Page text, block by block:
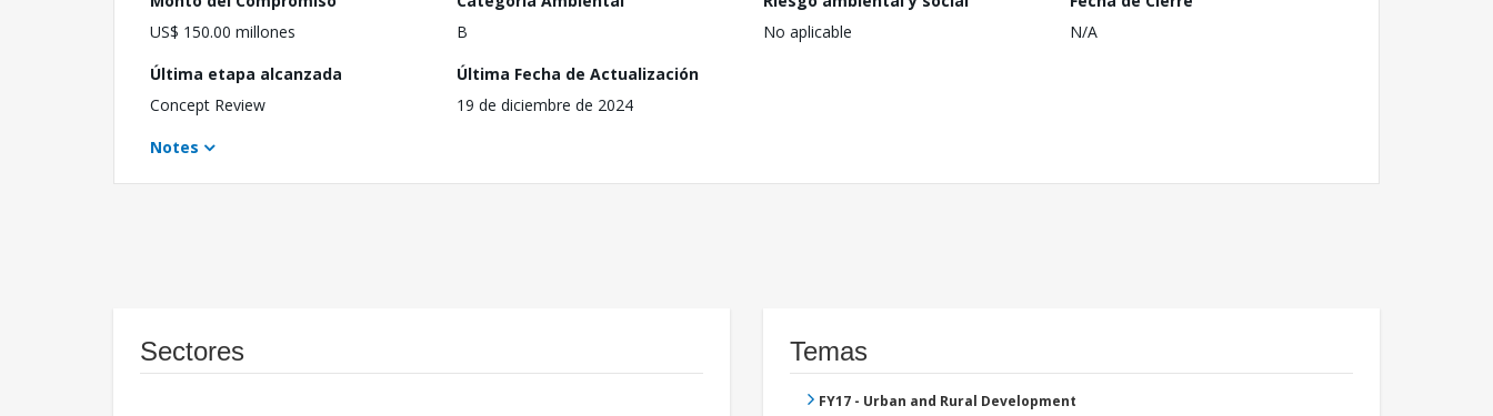
US$ 150.00 millones
B
No aplicable
N/A
Última etapa alcanzada
Concept Review
Última Fecha de Actualización
19 de diciembre de 2024
Notes
Sectores Temas
FY17 - Urban and Rural Development